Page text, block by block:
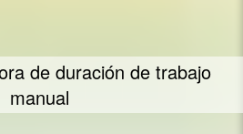
de duración de trabajo
manual